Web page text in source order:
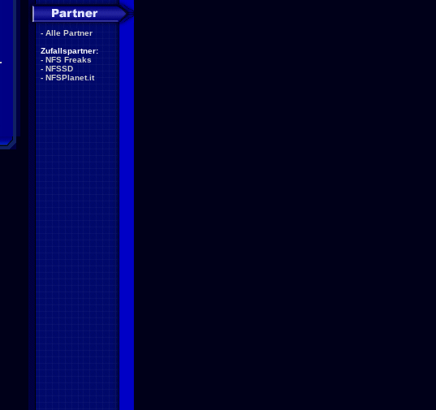
- Alle Partner
Zufallspartner:
- NFS Freaks
- NFSSD
- NFSPlanet.it